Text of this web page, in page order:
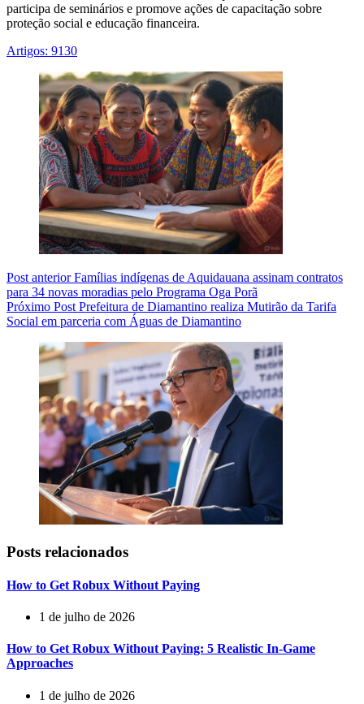
participa de seminários e promove ações de capacitação sobre
proteção social e educação financeira.
Artigos: 9130
Post anteriorFamílias indígenas de Aquidauana assinam contratos
para 34 novas moradias pelo Programa Oga Porã
Próximo Post Prefeitura de Diamantino realiza Mutirão da Tarifa
Social em parceria com Águas de Diamantino
Posts relacionados
How to Get Robux Without Paying
1 de julho de 2026
How to Get Robux Without Paying: 5 Realistic In-Game
Approaches
1 de julho de 2026